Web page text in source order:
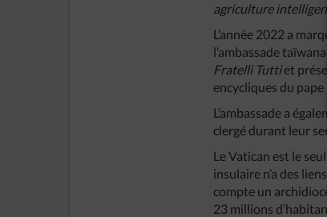
agriculture
L’année 2022 a
l’ambassade
Fratelli Tuttiet
encycliques du pape
L’ambassade a
clergé durant leur
Le Vatican est le
insulaire n’a des
compte un
23 millions